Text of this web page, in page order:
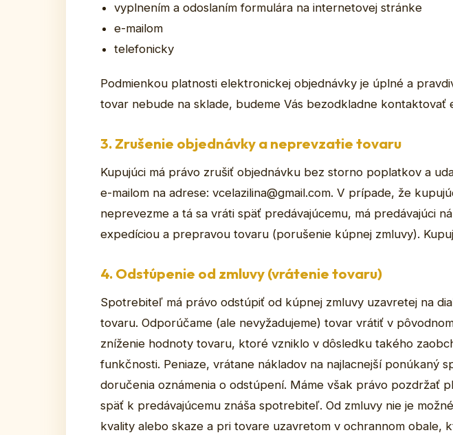
vyplnením a odoslaním formulára na internetovej stránke
e-mailom
telefonicky
Podmienkou platnosti elektronickej objednávky je úplné a
tovar nebude na sklade, budeme Vás bezodkladne kontaktovať
3. Zrušenie objednávky a neprevzatie tovaru
Kupujúci má právo zrušiť objednávku bez storno poplatkov a
e-mailom na adrese: vcelazilina@gmail.com. V prípade, že
neprevezme a tá sa vráti späť predávajúcemu, má predávajúci
expedíciou a prepravou tovaru (porušenie kúpnej zmluvy).
4. Odstúpenie od zmluvy (vrátenie tovaru)
Spotrebiteľ má právo odstúpiť od kúpnej zmluvy uzavretej na
tovaru. Odporúčame (ale nevyžadujeme) tovar vrátiť v
zníženie hodnoty tovaru, ktoré vzniklo v dôsledku takého
funkčnosti. Peniaze, vrátane nákladov na najlacnejší ponúkaný
doručenia oznámenia o odstúpení. Máme však právo pozdržať
späť k predávajúcemu znáša spotrebiteľ. Od zmluvy nie je
kvality alebo skaze a pri tovare uzavretom v ochrannom obale,